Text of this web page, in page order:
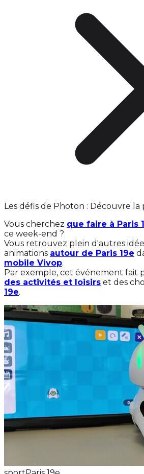
Les défis de Photon : Découvre
Vous cherchez que faire à Paris
ce week-end ?
Vous retrouvez plein d'autres
animations autour de Paris 19e
mobile Vivop.
Par exemple, cet événement fait
des activités et loisirs et des
19e.